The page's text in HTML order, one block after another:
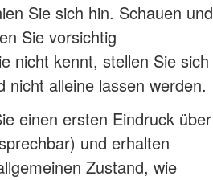
Sie sich hin. Schauen und
Sie vorsichtig
nicht kennt, stellen Sie sich
alleine lassen werden.
einen ersten Eindruck über
und erhalten
Zustand, wie